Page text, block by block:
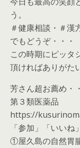
う。
＃健康相談・＃漢
でもどうぞ・・・
この時期にピッタ
頂ければありがた
芳さん超お薦め・
第３類医薬品
https://
「参加」「いいね
①屋久島の自然胃